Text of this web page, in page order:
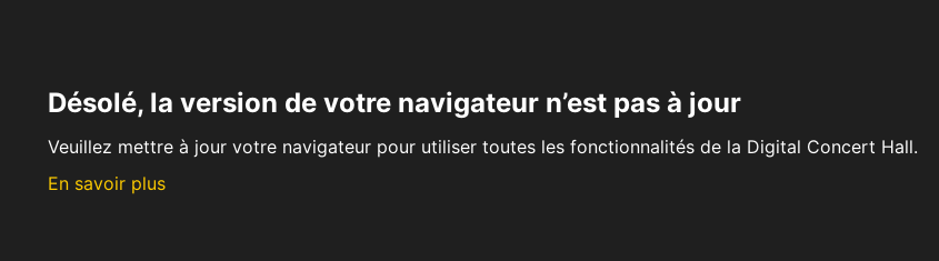
Désolé, la version de votre navigateur n’est pas à jour
Veuillez mettre à jour votre navigateur pour utiliser toutes les fonctionnalités de la Digital Concert Hall.
En savoir plus